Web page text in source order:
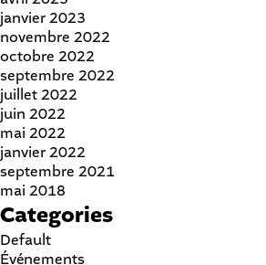
janvier 2023
novembre 2022
octobre 2022
septembre 2022
juillet 2022
juin 2022
mai 2022
janvier 2022
septembre 2021
mai 2018
Categories
Default
Événements